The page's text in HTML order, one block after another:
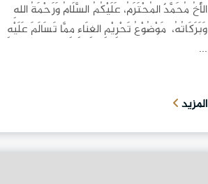
الأَخُ مُحَمَّدٌ المُحْتَرَمُ، عَلَيْكُمُ السَّلَامُ وَرَحْمَةُ اللهِ
وَبَرَكَاتُهُ، مَوْضُوْعُ تَحْرِيْمِ الغِنَاءِ مِمَّا تَسَالَمَ عَلَيْهِ
...
المزيد